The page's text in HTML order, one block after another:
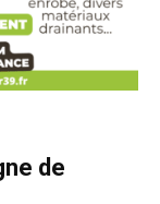
de